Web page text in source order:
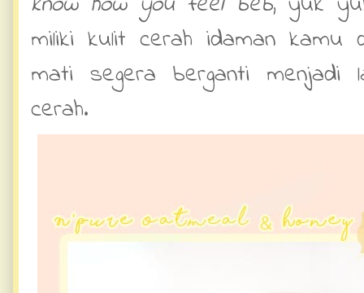
miliki kulit cerah idaman kamu
mati segera berganti menjadi
cerah.